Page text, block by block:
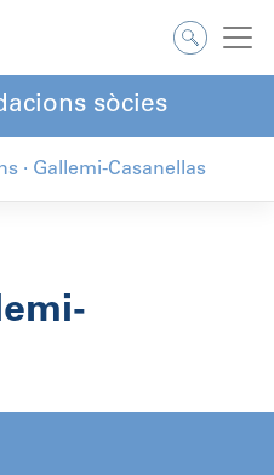
sòcies
· Gallemi-Casanellas